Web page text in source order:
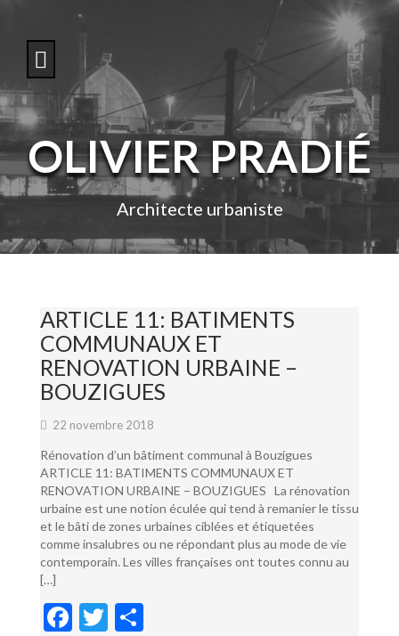
o
c
n
e
OLIVIER PRADIÉ
Architecte urbaniste
ARTICLE 11: BATIMENTS
COMMUNAUX ET
RENOVATION URBAINE –
BOUZIGUES
22 novembre 2018
Rénovation d’un bâtiment communal à Bouzigues
ARTICLE 11: BATIMENTS COMMUNAUX ET
RENOVATION URBAINE – BOUZIGUES La rénovation
urbaine est une notion éculée qui tend à remanier le tissu
et le bâti de zones urbaines ciblées et étiquetées
comme insalubres ou ne répondant plus au mode de vie
contemporain. Les villes françaises ont toutes connu au
[…]
F
T